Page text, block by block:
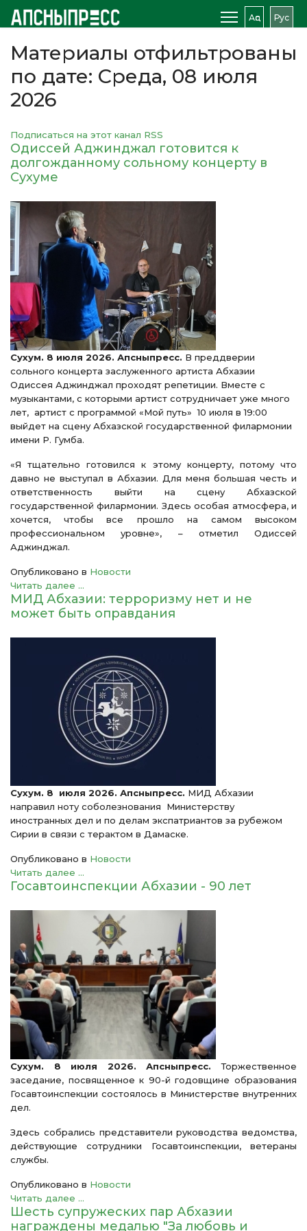
Аԥс Рус
Материалы отфильтрованы
по дате: Среда, 08 июля
2026
Подписаться на этот канал RSS
Одиссей Аджинджал готовится к
долгожданному сольному концерту в
Сухуме
Сухум. 8 июля 2026. Апсныпресс. В преддверии
сольного концерта заслуженного артиста Абхазии
Одиссея Аджинджал проходят репетиции. Вместе с
музыкантами, с которыми артист сотрудничает уже много
лет, артист с программой «Мой путь» 10 июля в 19:00
выйдет на сцену Абхазской государственной филармонии
имени Р. Гумба.
«Я тщательно готовился к этому концерту, потому что
давно не выступал в Абхазии. Для меня большая честь и
ответственность выйти на сцену Абхазской
государственной филармонии. Здесь особая атмосфера, и
хочется, чтобы все прошло на самом высоком
профессиональном уровне», – отметил Одиссей
Аджинджал.
Опубликовано в Новости
Читать далее ...
МИД Абхазии: терроризму нет и не
может быть оправдания
Сухум. 8 июля 2026. Апсныпресс. МИД Абхазии
направил ноту соболезнования Министерству
иностранных дел и по делам экспатриантов за рубежом
Сирии в связи с терактом в Дамаске.
Опубликовано в Новости
Читать далее ...
Госавтоинспекции Абхазии - 90 лет
Сухум. 8 июля 2026. Апсныпресс. Торжественное
заседание, посвященное к 90-й годовщине образования
Госавтоинспекции состоялось в Министерстве внутренних
дел.
Здесь собрались представители руководства ведомства,
действующие сотрудники Госавтоинспекции, ветераны
службы.
Опубликовано в Новости
Читать далее ...
Шесть супружеских пар Абхазии
награждены медалью "За любовь и